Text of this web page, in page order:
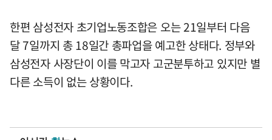
한편 삼성전자 초기업노동조합은 오는 21일부터 다음
달 7일까지 총 18일간 총파업을 예고한 상태다. 정부와
삼성전자 사장단이 이를 막고자 고군분투하고 있지만 별
다른 소득이 없는 상황이다.